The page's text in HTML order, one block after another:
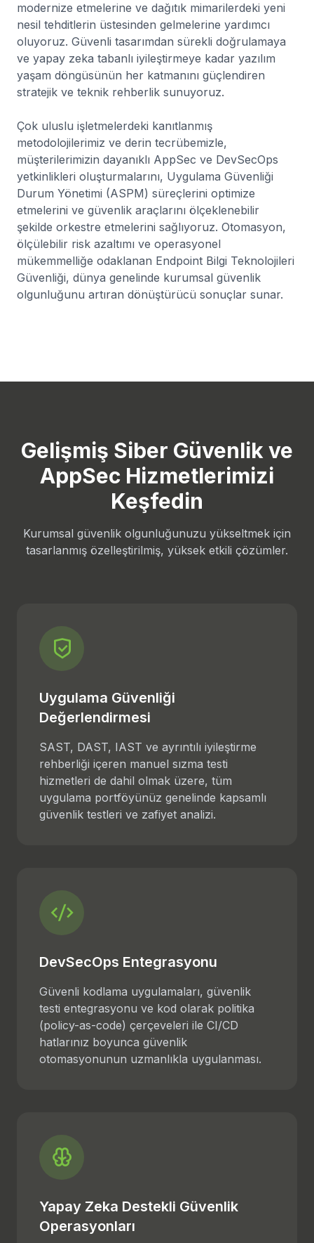
modernize etmelerine ve dağıtık mimarilerdeki yeni
nesil tehditlerin üstesinden gelmelerine yardımcı
oluyoruz. Güvenli tasarımdan sürekli doğrulamaya
ve yapay zeka tabanlı iyileştirmeye kadar yazılım
yaşam döngüsünün her katmanını güçlendiren
stratejik ve teknik rehberlik sunuyoruz.
Çok uluslu işletmelerdeki kanıtlanmış
metodolojilerimiz ve derin tecrübemizle,
müşterilerimizin dayanıklı AppSec ve DevSecOps
yetkinlikleri oluşturmalarını, Uygulama Güvenliği
Durum Yönetimi (ASPM) süreçlerini optimize
etmelerini ve güvenlik araçlarını ölçeklenebilir
şekilde orkestre etmelerini sağlıyoruz. Otomasyon,
ölçülebilir risk azaltımı ve operasyonel
mükemmelliğe odaklanan Endpoint Bilgi Teknolojileri
Güvenliği, dünya genelinde kurumsal güvenlik
olgunluğunu artıran dönüştürücü sonuçlar sunar.
Gelişmiş Siber Güvenlik ve
AppSec Hizmetlerimizi
Keşfedin
Kurumsal güvenlik olgunluğunuzu yükseltmek için
tasarlanmış özelleştirilmiş, yüksek etkili çözümler.
Uygulama Güvenliği
Değerlendirmesi
SAST, DAST, IAST ve ayrıntılı iyileştirme
rehberliği içeren manuel sızma testi
hizmetleri de dahil olmak üzere, tüm
uygulama portföyünüz genelinde kapsamlı
güvenlik testleri ve zafiyet analizi.
DevSecOps Entegrasyonu
Güvenli kodlama uygulamaları, güvenlik
testi entegrasyonu ve kod olarak politika
(policy-as-code) çerçeveleri ile CI/CD
hatlarınız boyunca güvenlik
otomasyonunun uzmanlıkla uygulanması.
Yapay Zeka Destekli Güvenlik
Operasyonları